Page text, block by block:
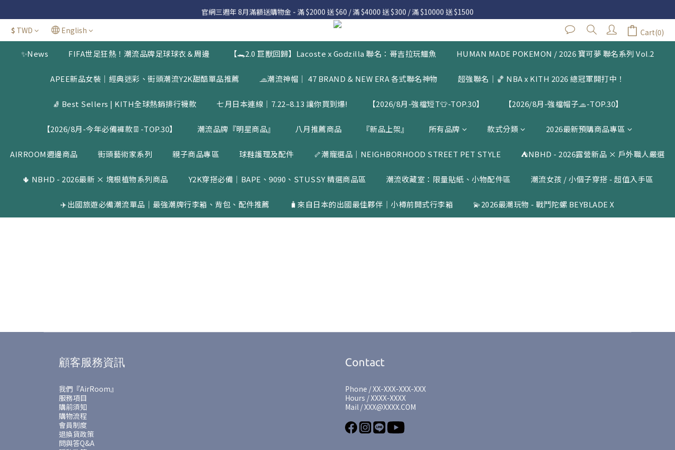
官網三週年 8月滿額送購物金 - 滿 $2000 送 $60 / 滿 $4000 送 $300 / 滿 $10000 送 $1500
官網三週年 8月滿額送購物金 - 滿 $2000 送 $60 / 滿 $4000 送 $300 / 滿 $10000 送 $1500
7.22 – 8.13 日本連線中，絕對讓你買到爆
$ TWD English Cart(0)
✨News FIFA世足狂熱！潮流品牌足球球衣＆周邊 【🐊2.0 巨獸回歸】Lacoste x Godzilla 聯名：哥吉拉玩鱷魚 HUMAN MADE POKEMON / 2026 寶可夢 聯名系列 Vol.2
APEE新品女裝｜經典迷彩、街頭潮流Y2K甜酷單品推薦 🧢潮流神帽｜ 47 BRAND & NEW ERA 各式聯名神物 超強聯名｜🏀 NBA x KITH 2026 總冠軍開打中！
🧦 Best Sellers | KITH全球熱銷排行襪款 七月日本連線｜7.22–8.13 讓你買到爆! 【2026/8月-強檔短T👕-TOP.30】 【2026/8月-強檔帽子🧢-TOP.30】
【2026/8月-今年必備褲款👖-TOP.30】 潮流品牌『明星商品』 八月推薦商品 『新品上架』 所有品牌 款式分類 2026最新預購商品專區
AIRROOM週邊商品 街頭藝術家系列 親子商品專區 球鞋護理及配件 🦴潮寵選品｜NEIGHBORHOOD STREET PET STYLE ⛺️NBHD - 2026露營新品 × 戶外職人嚴選
🌵 NBHD - 2026最新 × 塊根植物系列商品 Y2K穿搭必備｜BAPE、9090、STUSSY 精選商品區 潮流收藏室：限量貼紙、小物配件區 潮流女孩 / 小個子穿搭 - 超值入手區
✈️出國旅遊必備潮流單品｜最強潮牌行李箱、背包、配件推薦 🧳來自日本的出國最佳夥伴｜小樽前開式行李箱 💫2026最潮玩物 - 戰鬥陀螺 BEYBLADE X
顧客服務資訊
我們『AirRoom』
服務項目
購前須知
購物流程
會員制度
退換貨政策
問與答Q&A
Contact
Phone / XX-XXX-XXX-XXX
Hours / XXXX-XXXX
Mail / XXX@XXXX.COM